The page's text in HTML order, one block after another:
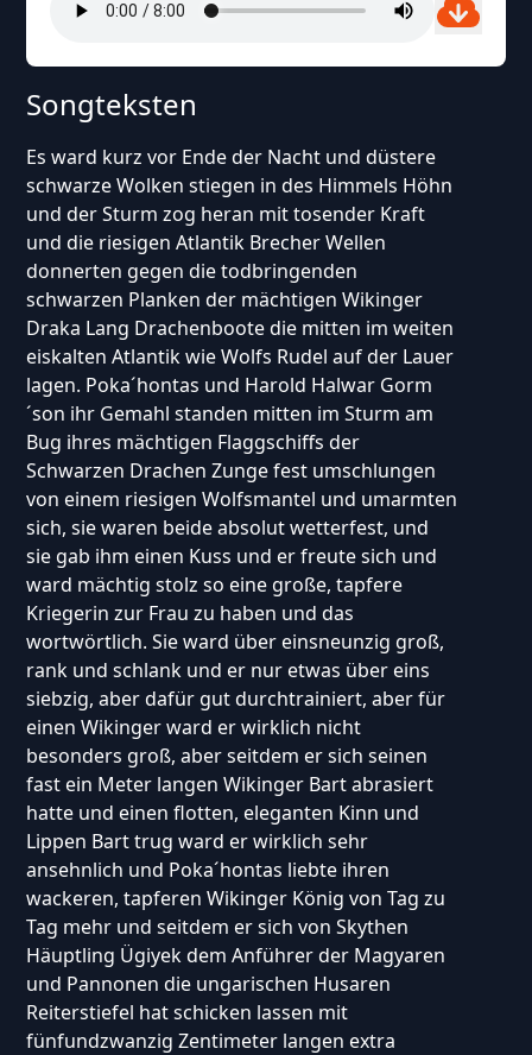
Songteksten
Es ward kurz vor Ende der Nacht und düstere
schwarze Wolken stiegen in des Himmels Höhn
und der Sturm zog heran mit tosender Kraft
und die riesigen Atlantik Brecher Wellen
donnerten gegen die todbringenden
schwarzen Planken der mächtigen Wikinger
Draka Lang Drachenboote die mitten im weiten
eiskalten Atlantik wie Wolfs Rudel auf der Lauer
lagen. Poka´hontas und Harold Halwar Gorm
´son ihr Gemahl standen mitten im Sturm am
Bug ihres mächtigen Flaggschiffs der
Schwarzen Drachen Zunge fest umschlungen
von einem riesigen Wolfsmantel und umarmten
sich, sie waren beide absolut wetterfest, und
sie gab ihm einen Kuss und er freute sich und
ward mächtig stolz so eine große, tapfere
Kriegerin zur Frau zu haben und das
wortwörtlich. Sie ward über einsneunzig groß,
rank und schlank und er nur etwas über eins
siebzig, aber dafür gut durchtrainiert, aber für
einen Wikinger ward er wirklich nicht
besonders groß, aber seitdem er sich seinen
fast ein Meter langen Wikinger Bart abrasiert
hatte und einen flotten, eleganten Kinn und
Lippen Bart trug ward er wirklich sehr
ansehnlich und Poka´hontas liebte ihren
wackeren, tapferen Wikinger König von Tag zu
Tag mehr und seitdem er sich von Skythen
Häuptling Ügiyek dem Anführer der Magyaren
und Pannonen die ungarischen Husaren
Reiterstiefel hat schicken lassen mit
fünfundzwanzig Zentimeter langen extra